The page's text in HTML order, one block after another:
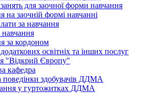
для заочної форми навчання
на заочній формі навчанні
за навчання
за кордоном
освітніх та інших послуг
"Відкрий Європу"
кафедра
поведінки здобувачів ДДМА
у гуртожитках ДДМА